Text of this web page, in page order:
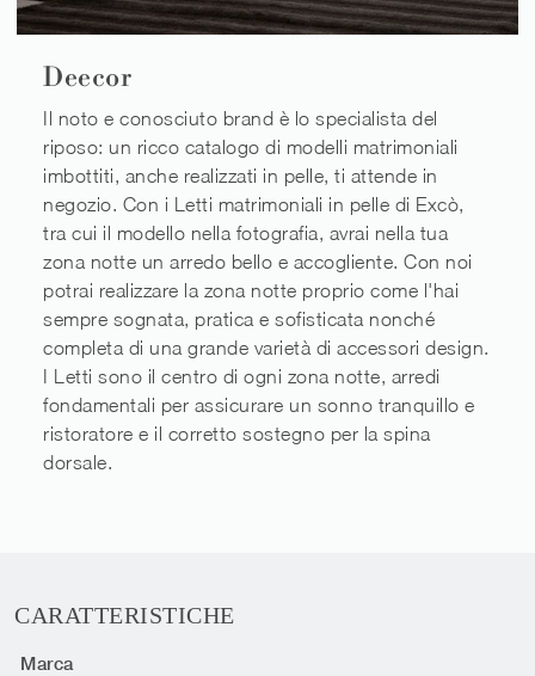
Deecor
Il noto e conosciuto brand è lo specialista del
riposo: un ricco catalogo di modelli matrimoniali
imbottiti, anche realizzati in pelle, ti attende in
negozio. Con i Letti matrimoniali in pelle di Excò,
tra cui il modello nella fotografia, avrai nella tua
zona notte un arredo bello e accogliente. Con noi
potrai realizzare la zona notte proprio come l'hai
sempre sognata, pratica e sofisticata nonché
completa di una grande varietà di accessori design.
I Letti sono il centro di ogni zona notte, arredi
fondamentali per assicurare un sonno tranquillo e
ristoratore e il corretto sostegno per la spina
dorsale.
CARATTERISTICHE
Marca